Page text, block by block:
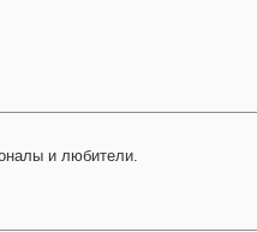
и любители.